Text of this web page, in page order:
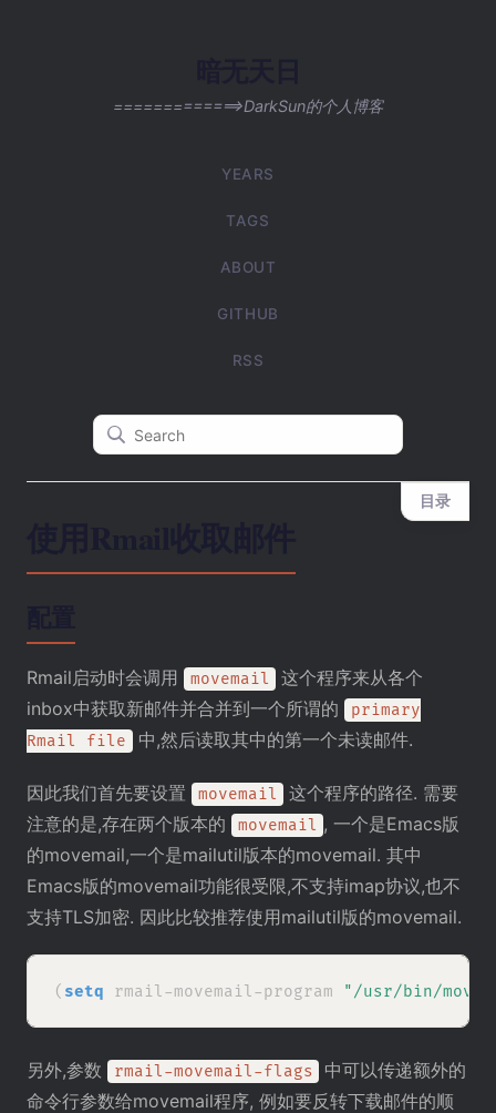
=============>DarkSun的个人博客
YEARS
TAGS
ABOUT
GITHUB
RSS
目录
Rmail启动时会调用 movemail
这个程序来从各个
inbox中获取新邮件并合并到一个所谓的
primary
Rmail file 中,然后读取其中的第一个未读邮件.
因此我们首先要设置 movemail
这个程序的路径. 需要
注意的是,存在两个版本的
movemail , 一个是Emacs版
的movemail,一个是mailutil版本的movemail. 其中
Emacs版的movemail功能很受限,不支持imap协议,也不
支持TLS加密. 因此比较推荐使用mailutil版的movemail.
( setq rmail-movemail-program "/usr/bin/
另外,参数 rmail-movemail-flags
中可以传递额外的
命令行参数给movemail程序, 例如要反转下载邮件的顺